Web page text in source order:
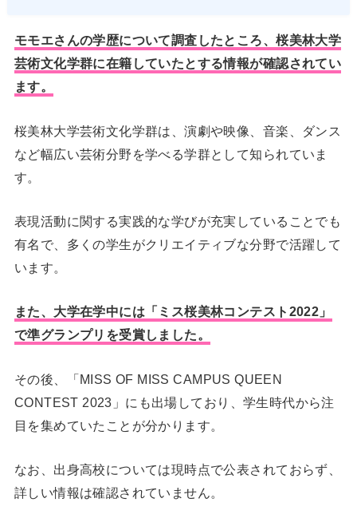
モモエさんの学歴について調査したところ、桜美林大学
芸術文化学群に在籍していたとする情報が確認されてい
ます。
桜美林大学芸術文化学群は、演劇や映像、音楽、ダンス
など幅広い芸術分野を学べる学群として知られていま
す。
表現活動に関する実践的な学びが充実していることでも
有名で、多くの学生がクリエイティブな分野で活躍して
います。
また、大学在学中には「ミス桜美林コンテスト2022」
で準グランプリを受賞しました。
その後、「MISS OF MISS CAMPUS QUEEN
CONTEST 2023」にも出場しており、学生時代から注
目を集めていたことが分かります。
なお、出身高校については現時点で公表されておらず、
詳しい情報は確認されていません。